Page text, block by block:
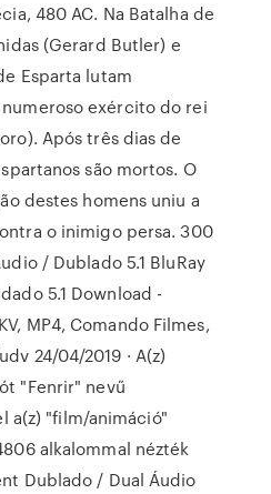
480 AC. Na Batalha de
(Gerard Butler) e
Esparta lutam
exército do rei
Após três dias de
são mortos. O
destes homens uniu a
o inimigo persa. 300
/ Dublado 5.1 BluRay
5.1 Download -
MP4, Comando Filmes,
24/04/2019 · A(z)
"Fenrir" nevű
a(z) "film/animáció"
alkalommal nézték
Dublado / Dual Áudio